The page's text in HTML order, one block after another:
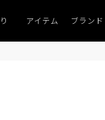
9％「マンスリーポイントキャ
アイテム ブランド